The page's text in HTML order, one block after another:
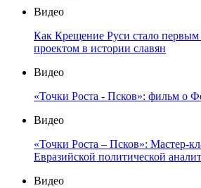
Видео
Как Крещение Руси стало
проектом в истории славян
Видео
«Точки Роста - Псков»: фильм о
Видео
«Точки Роста – Псков»: Мастер-
Евразийской политической
Видео